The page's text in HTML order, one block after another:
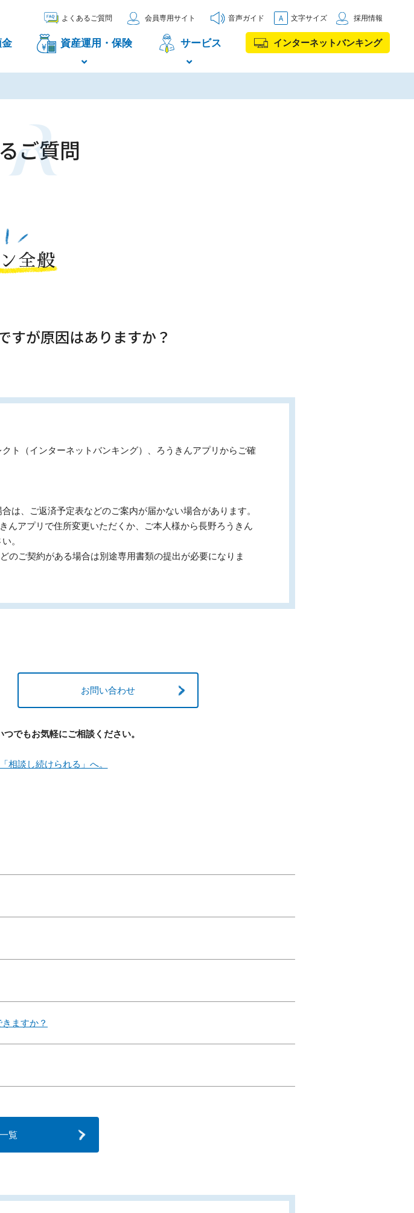
資産運用・保険 サービス インターネットバンキング
よくあるご質問 会員専用サイト 音声ガイド 文字サイズ 採用情報
ご質問
全般
すが原因はありますか？
ト（インターネットバンキング）、ろうきんアプリからご確
は、ご返済予定表などのご案内が届かない場合があります。
んアプリで住所変更いただくか、ご本人様から長野ろうきん
。
ご契約がある場合は別途専用書類の提出が必要になりま
お問い合わせ
つでもお気軽にご相談ください。
相談し続けられる」へ。
ますか？
一覧